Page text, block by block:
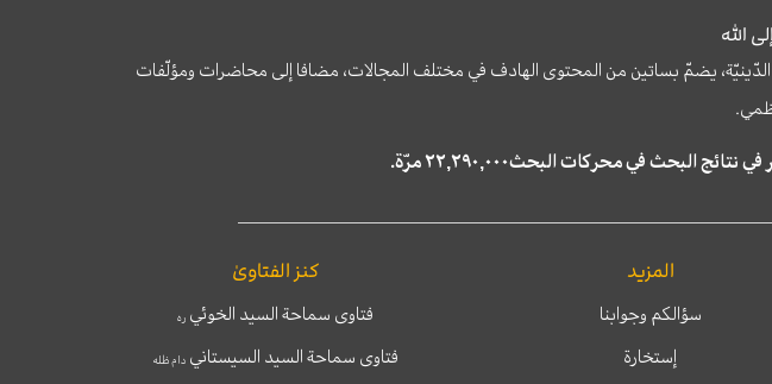
الله
الدّينيّة، يضمّ بساتين من المحتوى الهادف في مختلف المجالات، مضافا إلى محاضرات ومؤلّفات
المزيد
سؤالكم وجوابنا
إستخارة
كنز الفتاوىٰ
فتاوى سماحة السيد الخوئي ره
فتاوى سماحة السيد السيستاني دام ظله